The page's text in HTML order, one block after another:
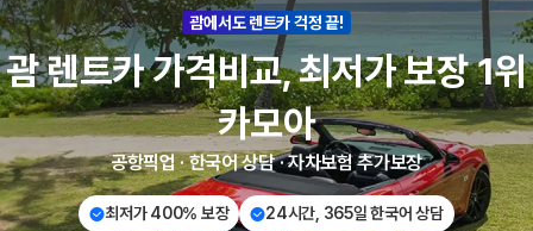
괌에서도 렌트카 걱정 끝!
괌 렌트카 가격비교, 최저가 보장 1위
카모아
공항픽업 · 한국어 상담 · 자차보험 추가보장
최저가 400% 보장 24시간, 365일 한국어 상담